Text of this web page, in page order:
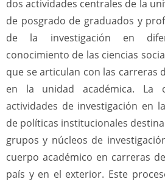
dos actividades centrales de la
de posgrado de graduados y
de la investigación en
conocimiento de las ciencias
que se articulan con las carreras
en la unidad académica. La
actividades de investigación en
de políticas institucionales
grupos y núcleos de
cuerpo académico en carreras
país y en el exterior. Este